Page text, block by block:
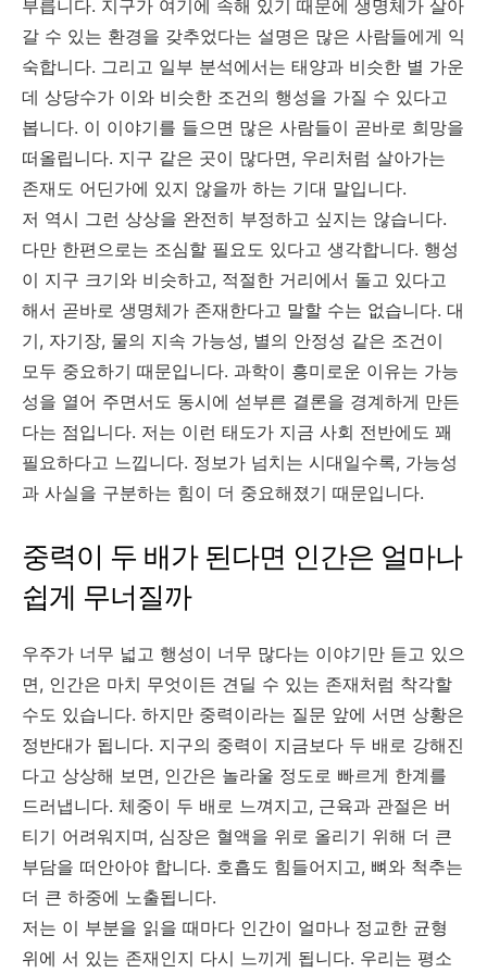
부릅니다. 지구가 여기에 속해 있기 때문에 생명체가 살아
갈 수 있는 환경을 갖추었다는 설명은 많은 사람들에게 익
숙합니다. 그리고 일부 분석에서는 태양과 비슷한 별 가운
데 상당수가 이와 비슷한 조건의 행성을 가질 수 있다고
봅니다. 이 이야기를 들으면 많은 사람들이 곧바로 희망을
떠올립니다. 지구 같은 곳이 많다면, 우리처럼 살아가는
존재도 어딘가에 있지 않을까 하는 기대 말입니다.
저 역시 그런 상상을 완전히 부정하고 싶지는 않습니다.
다만 한편으로는 조심할 필요도 있다고 생각합니다. 행성
이 지구 크기와 비슷하고, 적절한 거리에서 돌고 있다고
해서 곧바로 생명체가 존재한다고 말할 수는 없습니다. 대
기, 자기장, 물의 지속 가능성, 별의 안정성 같은 조건이
모두 중요하기 때문입니다. 과학이 흥미로운 이유는 가능
성을 열어 주면서도 동시에 섣부른 결론을 경계하게 만든
다는 점입니다. 저는 이런 태도가 지금 사회 전반에도 꽤
필요하다고 느낍니다. 정보가 넘치는 시대일수록, 가능성
과 사실을 구분하는 힘이 더 중요해졌기 때문입니다.
중력이 두 배가 된다면 인간은 얼마나
쉽게 무너질까
우주가 너무 넓고 행성이 너무 많다는 이야기만 듣고 있으
면, 인간은 마치 무엇이든 견딜 수 있는 존재처럼 착각할
수도 있습니다. 하지만 중력이라는 질문 앞에 서면 상황은
정반대가 됩니다. 지구의 중력이 지금보다 두 배로 강해진
다고 상상해 보면, 인간은 놀라울 정도로 빠르게 한계를
드러냅니다. 체중이 두 배로 느껴지고, 근육과 관절은 버
티기 어려워지며, 심장은 혈액을 위로 올리기 위해 더 큰
부담을 떠안아야 합니다. 호흡도 힘들어지고, 뼈와 척추는
더 큰 하중에 노출됩니다.
저는 이 부분을 읽을 때마다 인간이 얼마나 정교한 균형
위에 서 있는 존재인지 다시 느끼게 됩니다. 우리는 평소